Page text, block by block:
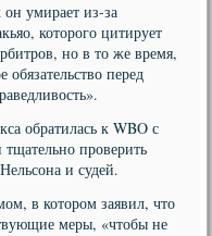
умирает из-за
которого цитирует
но в то же время,
перед
обратилась к WBO с
тщательно проверить
и судей.
в котором заявил, что
меры, «чтобы не